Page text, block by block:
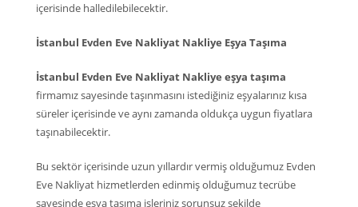
içerisinde halledilebilecektir.
İstanbul Evden Eve Nakliyat Nakliye Eşya Taşıma
İstanbul Evden Eve Nakliyat Nakliye eşya taşıma
firmamız sayesinde taşınmasını istediğiniz eşyalarınız kısa
süreler içerisinde ve aynı zamanda oldukça uygun fiyatlara
taşınabilecektir.
Bu sektör içerisinde uzun yıllardır vermiş olduğumuz Evden
Eve Nakliyat hizmetlerden edinmiş olduğumuz tecrübe
sayesinde eşya taşıma işleriniz sorunsuz şekilde